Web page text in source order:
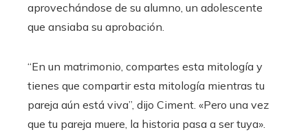
aprovechándose de su alumno, un adolescente
que ansiaba su aprobación.
“En un matrimonio, compartes esta mitología y
tienes que compartir esta mitología mientras tu
pareja aún está viva”, dijo Ciment. «Pero una vez
que tu pareja muere, la historia pasa a ser tuya».